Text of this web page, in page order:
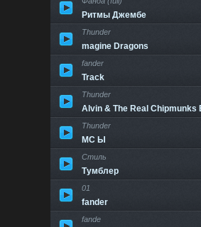
Ритмы Джембе
Thunder
magine Dragons
fander
Track
Thunder
Alvin & The Real Chipmunks
Thunder
MC Ы
Стиль
Тумблер
01
fander
fande